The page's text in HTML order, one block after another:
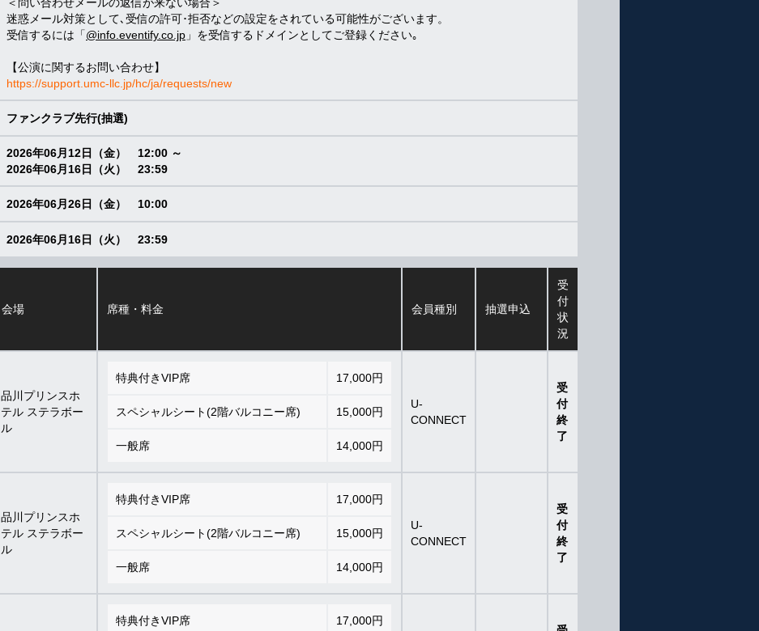
迷惑メール対策として､受信の許可･拒否などの設定をされている可能性がございます。
受信するには「@info.eventify.co.jp 」を受信するドメインとしてご登録ください｡
【公演に関するお問い合わせ】
https://support.umc-llc.jp/hc/ja/requests/new
ファンクラブ先行(抽選)
2026年06月12日（金） 12:00 ～
2026年06月16日（火） 23:59
2026年06月26日（金） 10:00
2026年06月16日（火） 23:59
会場 席種・料金 会員種別 抽選申込
受
付
状
況
品川プリンスホ
テル ステラボー
ル
特典付きVIP席 17,000円
スペシャルシート(2階バルコニー席) 15,000円
一般席 14,000円
U-
CONNECT
受
付
終
了
品川プリンスホ
テル ステラボー
ル
特典付きVIP席 17,000円
スペシャルシート(2階バルコニー席) 15,000円
一般席 14,000円
U-
CONNECT
受
付
終
了
特典付きVIP席 17,000円